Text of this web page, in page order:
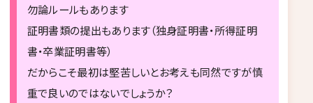
勿論ルールもあります
証明書類の提出もあります（独身証明書・所得証明
書・卒業証明書等）
だからこそ最初は堅苦しいとお考えも同然ですが慎
重で良いのではないでしょうか？